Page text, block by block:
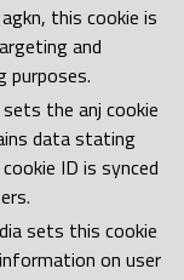
this cookie is
and
purposes.
the anj cookie
data stating
ID is synced
sets this cookie
on user